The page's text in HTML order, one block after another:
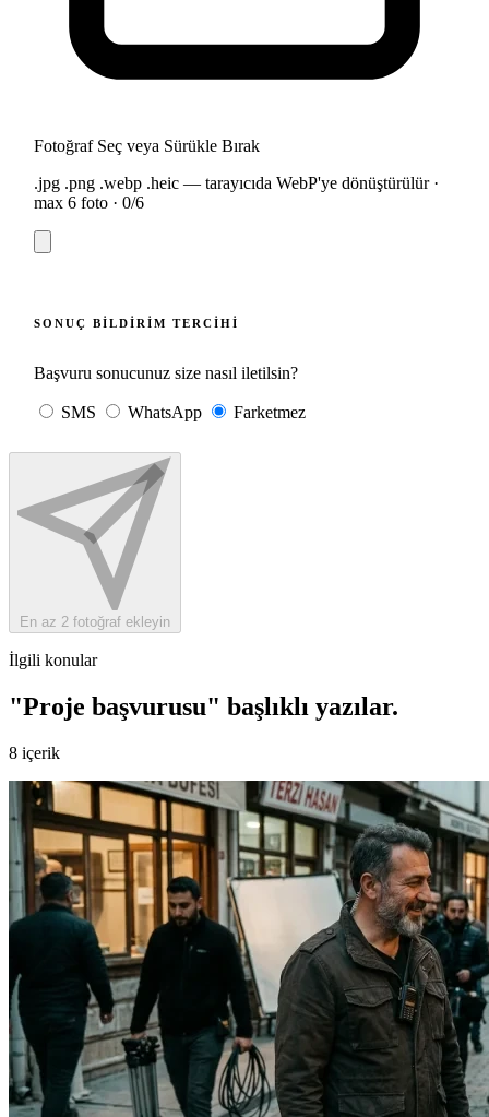
Fotoğraf Seç veya Sürükle Bırak
.jpg .png .webp .heic — tarayıcıda WebP'ye dönüştürülür ·
max 6 foto · 0/6
SONUÇ BILDIRIM TERCIHI
Başvuru sonucunuz size nasıl iletilsin?
SMS WhatsApp Farketmez
En az 2 fotoğraf ekleyin
İlgili konular
"Proje başvurusu" başlıklı yazılar.
8 içerik